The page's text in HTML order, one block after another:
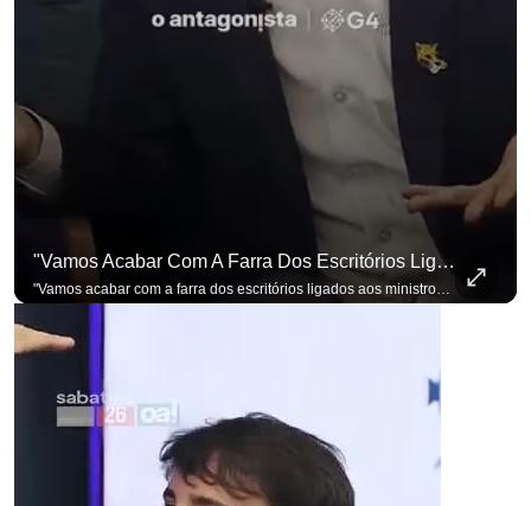
"Vamos Acabar Com A Farra Dos Escritórios Ligados Aos Ministros Do STF"
para não perder nenhuma